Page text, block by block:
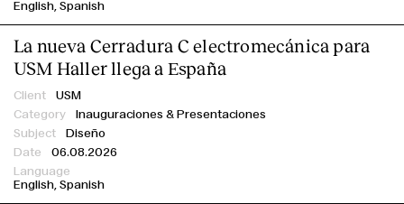
English Spanish
La nueva Cerradura C electromecánica para
USM Haller llega a España
USM
Inauguraciones & Presentaciones
Diseño
06.08.2026
English Spanish